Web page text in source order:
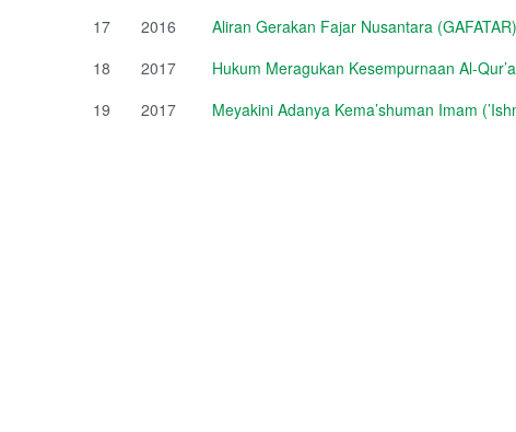
17
2016
Aliran Gerakan Fajar Nusantara (GAFATAR)
18
2017
Hukum Meragukan Kesempurnaan Al-
19
2017 Meyakini Adanya Kema’shuman Imam